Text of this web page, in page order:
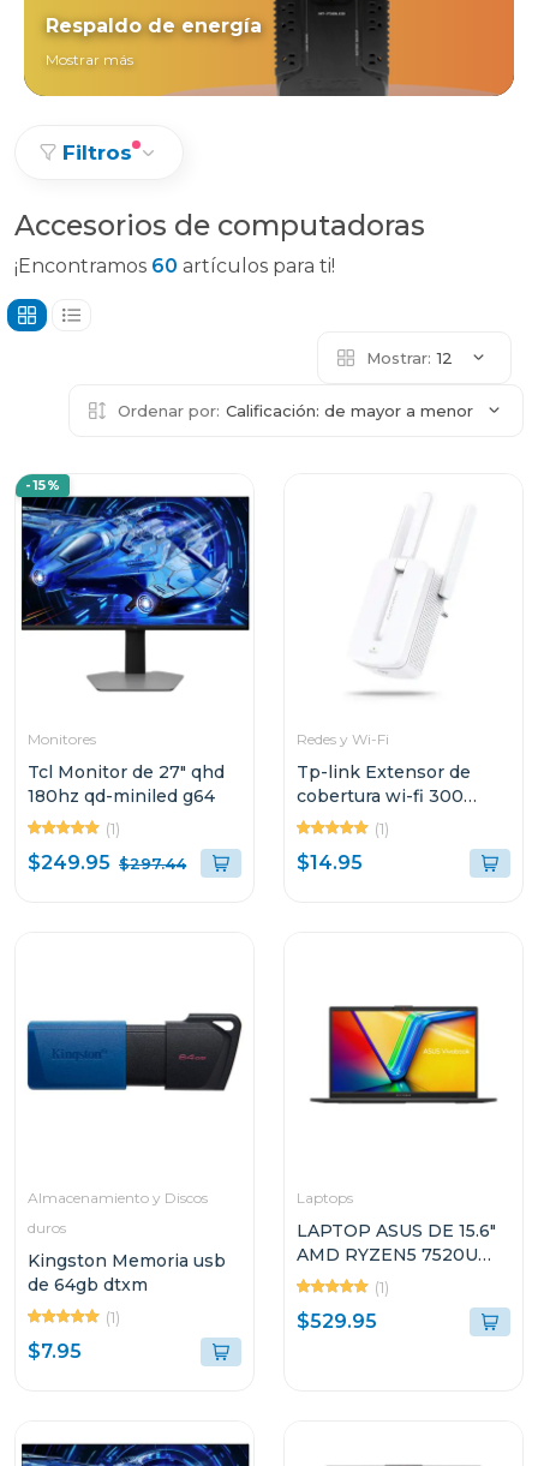
Respaldo de energía
Mostrar más
Filtros
Accesorios de computadoras
¡Encontramos 60 artículos para ti!
Mostrar: 12
Ordenar por: Calificación: de mayor a menor
-15%
Monitores
Tcl Monitor de 27" qhd
180hz qd-miniled g64
(1)
$249.95 $297.44
Redes y Wi-Fi
Tp-link Extensor de
cobertura wi-fi 300
mbps mw300
(1)
$14.95
Almacenamiento y Discos
duros
Kingston Memoria usb
de 64gb dtxm
(1)
$7.95
Laptops
LAPTOP ASUS DE 15.6"
AMD RYZEN5 7520U
512GB SSD 16GB RAM
VIVOBOOK GO E1504FA
(1)
$529.95